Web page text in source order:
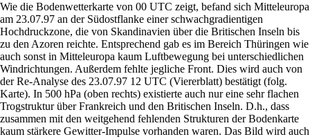
Wie die Bodenwetterkarte von 00 UTC zeigt, befand sich Mitteleuropa
am 23.07.97 an der Südostflanke einer schwachgradientigen
Hochdruckzone, die von Skandinavien über die Britischen Inseln bis
zu den Azoren reichte. Entsprechend gab es im Bereich Thüringen wie
auch sonst in Mitteleuropa kaum Luftbewegung bei unterschiedlichen
Windrichtungen. Außerdem fehlte jegliche Front. Dies wird auch von
der Re-Analyse des 23.07.97 12 UTC (Viererblatt) bestätigt (folg.
Karte). In 500 hPa (oben rechts) existierte auch nur eine sehr flachen
Trogstruktur über Frankreich und den Britischen Inseln. D.h., dass
zusammen mit den weitgehend fehlenden Strukturen der Bodenkarte
kaum stärkere Gewitter-Impulse vorhanden waren. Das Bild wird auch